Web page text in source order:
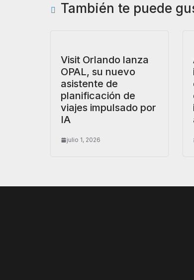
También te puede
Visit Orlando lanza
OPAL, su nuevo
asistente de
planificación de
viajes impulsado por
IA
julio 1, 2026